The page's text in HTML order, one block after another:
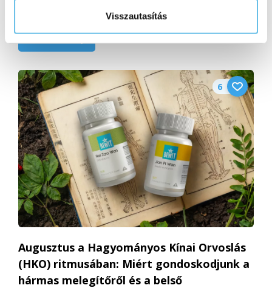
Visszautasítás
útmutató a vitális gombák királynőjéhez
6
Augusztus a Hagyományos Kínai Orvoslás
(HKO) ritmusában: Miért gondoskodjunk a
hármas melegítőről és a belső